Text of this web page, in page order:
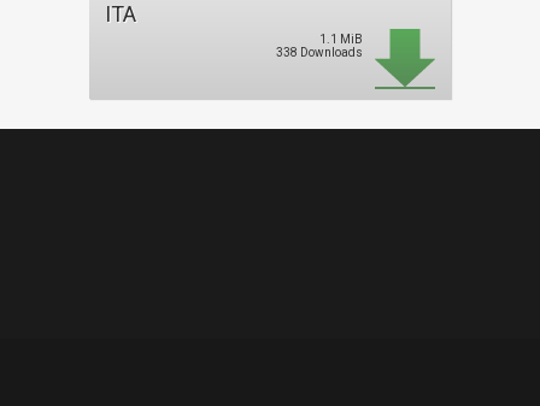
ITA
1.1 MiB
338 Downloads